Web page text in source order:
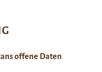
offene Daten